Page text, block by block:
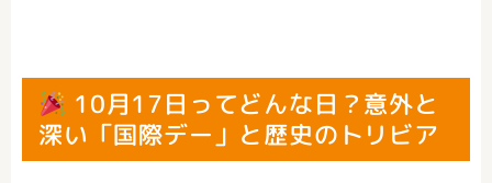
10月17日ってどんな日？意外と
深い「国際デー」と歴史のトリビア